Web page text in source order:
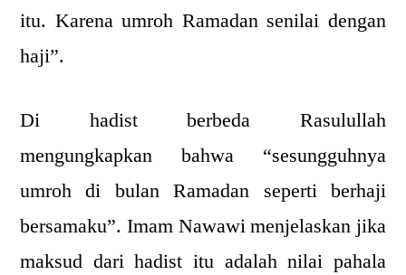
itu. Karena umroh Ramadan senilai dengan
haji”.
Di hadist berbeda Rasulullah
mengungkapkan bahwa “sesungguhnya
umroh di bulan Ramadan seperti berhaji
bersamaku”. Imam Nawawi menjelaskan jika
maksud dari hadist itu adalah nilai pahala